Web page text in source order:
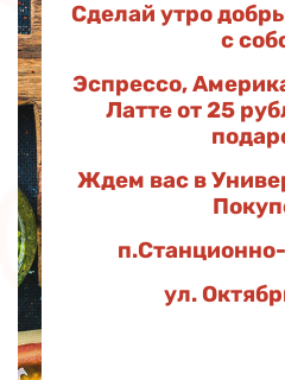
Возьми кофе
собой!
Капучино и
рублей ! Сироп в
Вкусных
!
Ояшинский
1